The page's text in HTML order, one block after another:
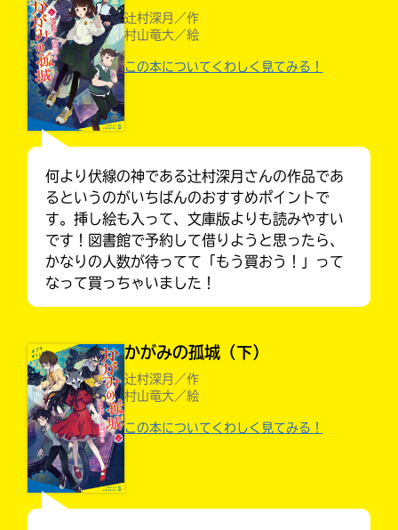
キミノラジオ配信中！
いろんな動画が
見られる
辻村深月／作
村山竜大／絵
この本についてくわしく見てみる！
何より伏線の神である辻村深月さんの作品であ
るというのがいちばんのおすすめポイントで
す。挿し絵も入って、文庫版よりも読みやすい
です！図書館で予約して借りようと思ったら、
かなりの人数が待ってて「もう買おう！」って
なって買っちゃいました！
かがみの孤城（下）
辻村深月／作
村山竜大／絵
この本についてくわしく見てみる！
入
力
に